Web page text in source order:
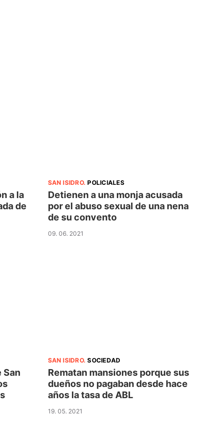
a la
de
SAN ISIDRO.POLICIALES
Detienen a una monja acusada
por el abuso sexual de una nena
de su convento
09. 06. 2021
San
SAN ISIDRO.SOCIEDAD
Rematan mansiones porque sus
dueños no pagaban desde hace
años la tasa de ABL
19. 05. 2021